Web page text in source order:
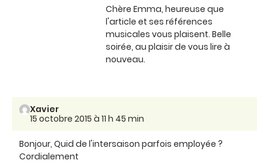
Chère Emma, heureuse que
l'article et ses références
musicales vous plaisent. Belle
soirée, au plaisir de vous lire à
nouveau.
Xavier
15 octobre 2015 à 11 h 45 min
Bonjour, Quid de l'intersaison parfois employée ?
Cordialement